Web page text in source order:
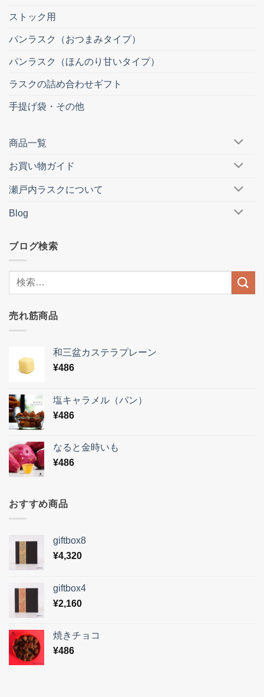
ストック用
パンラスク（おつまみタイプ）
パンラスク（ほんのり甘いタイプ）
ラスクの詰め合わせギフト
手提げ袋・その他
商品一覧
お買い物ガイド
瀬戸内ラスクについて
Blog
ブログ検索
売れ筋商品
和三盆カステラプレーン
¥486
塩キャラメル（パン）
¥486
なると金時いも
¥486
おすすめ商品
giftbox8
¥4,320
giftbox4
¥2,160
焼きチョコ
¥486